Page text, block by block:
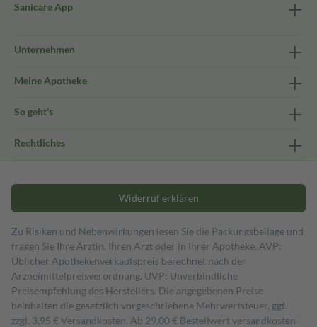
Sanicare App
Unternehmen
Meine Apotheke
So geht's
Rechtliches
Widerruf erklären
Zu Risiken und Nebenwirkungen lesen Sie die Packungsbeilage und
fragen Sie Ihre Ärztin, Ihren Arzt oder in Ihrer Apotheke. AVP:
Üblicher Apothekenverkaufspreis berechnet nach der
Arzneimittelpreisverordnung. UVP: Unverbindliche
Preisempfehlung des Herstellers. Die angegebenen Preise
beinhalten die gesetzlich vorgeschriebene Mehrwertsteuer, ggf.
zzgl. 3,95 € Versandkosten. Ab 29,00 € Bestell­wert versand­kosten­